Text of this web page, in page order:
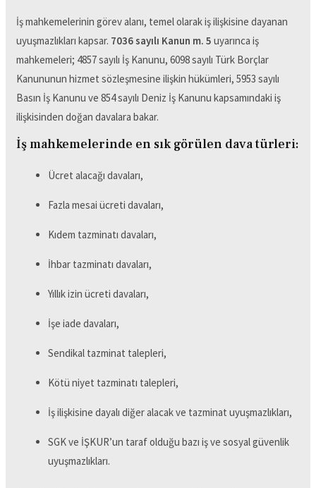
İş mahkemelerinin görev alanı, temel olarak iş ilişkisine dayanan
uyuşmazlıkları kapsar. 7036 sayılı Kanun m. 5 uyarınca iş
mahkemeleri; 4857 sayılı İş Kanunu, 6098 sayılı Türk Borçlar
Kanununun hizmet sözleşmesine ilişkin hükümleri, 5953 sayılı
Basın İş Kanunu ve 854 sayılı Deniz İş Kanunu kapsamındaki iş
ilişkisinden doğan davalara bakar.
İş mahkemelerinde en sık görülen dava türleri:
Ücret alacağı davaları,
Fazla mesai ücreti davaları,
Kıdem tazminatı davaları,
İhbar tazminatı davaları,
Yıllık izin ücreti davaları,
İşe iade davaları,
Sendikal tazminat talepleri,
Kötü niyet tazminatı talepleri,
İş ilişkisine dayalı diğer alacak ve tazminat uyuşmazlıkları,
SGK ve İŞKUR’un taraf olduğu bazı iş ve sosyal güvenlik
uyuşmazlıkları.